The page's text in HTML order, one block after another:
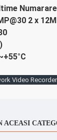
2 x
Video Recorder
ACEASI